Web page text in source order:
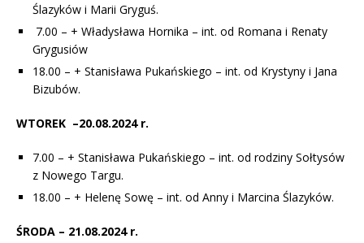
Ślazyków i Marii Gryguś.
7.00 – + Władysława Hornika – int. od Romana i Renaty
Grygusiów
18.00 – + Stanisława Pukańskiego – int. od Krystyny i Jana
Bizubów.
WTOREK –20.08.2024 r.
7.00 – + Stanisława Pukańskiego – int. od rodziny Sołtysów
z Nowego Targu.
18.00 – + Helenę Sowę – int. od Anny i Marcina Ślazyków.
ŚRODA – 21.08.2024 r.